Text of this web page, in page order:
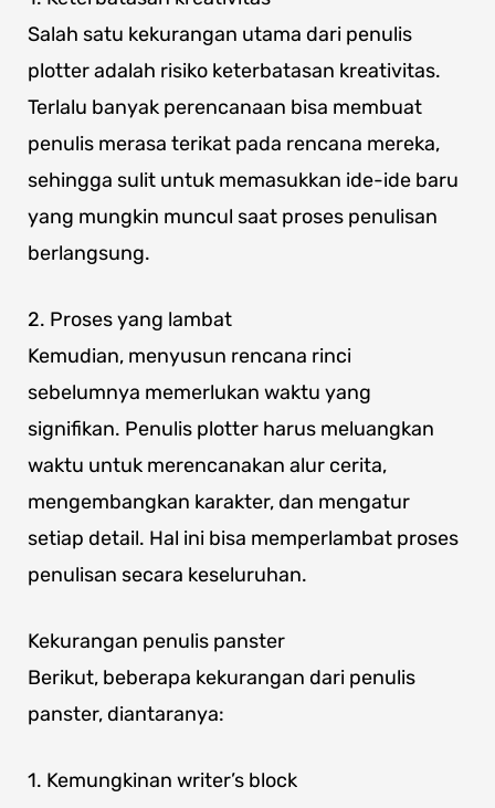
Salah satu kekurangan utama dari penulis
plotter adalah risiko keterbatasan kreativitas.
Terlalu banyak perencanaan bisa membuat
penulis merasa terikat pada rencana mereka,
sehingga sulit untuk memasukkan ide-ide baru
yang mungkin muncul saat proses penulisan
berlangsung.
2. Proses yang lambat
Kemudian, menyusun rencana rinci
sebelumnya memerlukan waktu yang
signifikan. Penulis plotter harus meluangkan
waktu untuk merencanakan alur cerita,
mengembangkan karakter, dan mengatur
setiap detail. Hal ini bisa memperlambat proses
penulisan secara keseluruhan.
Kekurangan penulis panster
Berikut, beberapa kekurangan dari penulis
panster, diantaranya:
1. Kemungkinan writer’s block